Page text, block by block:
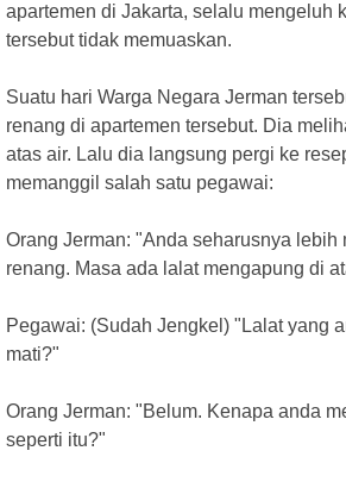
apartemen di Jakarta, selalu mengeluh
tersebut tidak memuaskan.
Suatu hari Warga Negara Jerman
renang di apartemen tersebut. Dia
atas air. Lalu dia langsung pergi ke
memanggil salah satu pegawai:
Orang Jerman: "Anda seharusnya lebih
renang. Masa ada lalat mengapung di
Pegawai: (Sudah Jengkel) "Lalat yang
mati?"
Orang Jerman: "Belum. Kenapa anda
seperti itu?"